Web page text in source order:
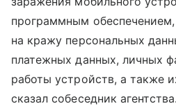
программным
на кражу персональных
платежных данных, личных
работы устройств, а также
сказал собеседник агентства.